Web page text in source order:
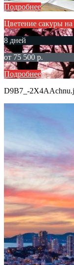
Подробнее
Цветение сакуры
8 дней
от 75 500 р.
Подробнее
D9B7_-